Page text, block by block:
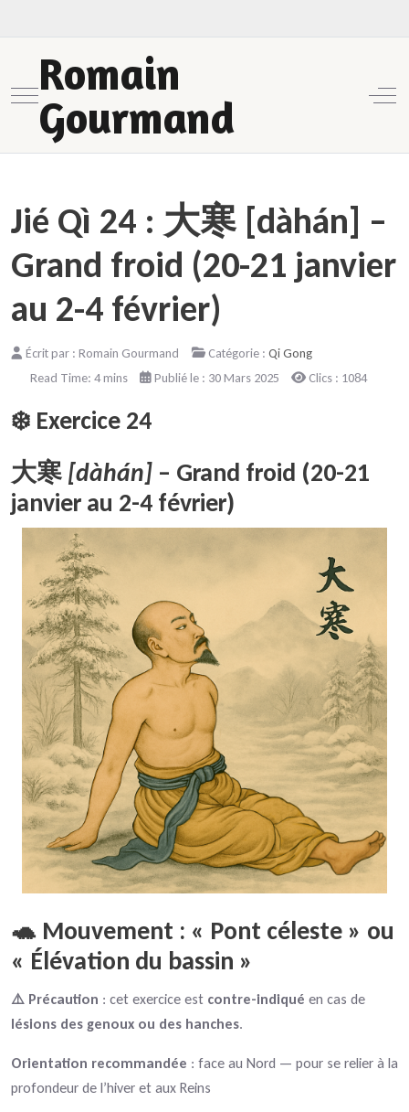
Mobile Menu Toggle
Romain
Gourmand
Off-
Jié Qì 24 : 大寒 [dàhán] –
Grand froid (20-21 janvier
au 2-4 février)
Écrit par : Romain Gourmand Catégorie : Qi Gong
Read Time: 4 mins
Publié le : 30 Mars 2025 Clics : 1084
❄️ Exercice 24
大寒 [dàhán] – Grand froid (20-21
janvier au 2-4 février)
🐢 Mouvement : « Pont céleste » ou
« Élévation du bassin »
⚠️ Précaution : cet exercice est contre-indiqué en cas de
lésions des genoux ou des hanches.
Orientation recommandée : face au Nord — pour se relier à la
profondeur de l’hiver et aux Reins